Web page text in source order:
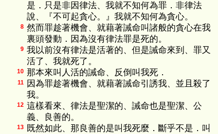
是．只是非因律法、我就不知何為罪．非律法
說、『不可起貪心。』我就不知何為貪心。
8 然而罪趁著機會、就藉著誡命叫諸般的貪心在我
裏頭發動．因為沒有律法罪是死的。
9 我以前沒有律法是活著的、但是誡命來到、罪又
活了、我就死了。
10 那本來叫人活的誡命、反倒叫我死．
11
因為罪趁著機會、就藉著誡命引誘我、並且殺了
我。
12 這樣看來、律法是聖潔的、誡命也是聖潔、公
義、良善的。
13 既然如此、那良善的是叫我死麼．斷乎不是．叫